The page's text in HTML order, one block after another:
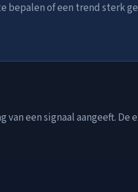
bepalen of een trend sterk
een signaal aangeeft. De